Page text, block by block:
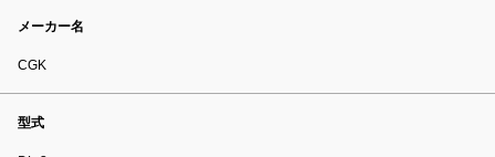
メーカー名
CGK
型式